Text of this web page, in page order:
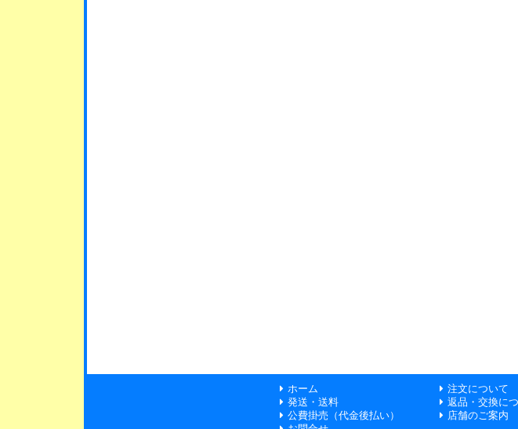
ホーム
注文について
発送・送料
返品・交換に
公費掛売（代金後払い）
店舗のご案内